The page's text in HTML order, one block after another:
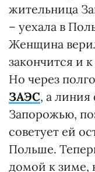
жительница
– уехала в
Женщина
закончится и
Но через
ЗАЭС, а линия
Запорожью,
советует ей
Польше.
домой к зиме,